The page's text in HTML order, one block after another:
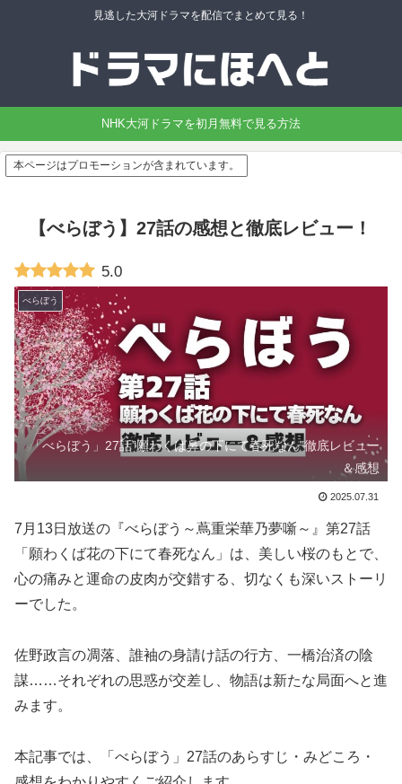
見逃した大河ドラマを配信でまとめて見る！
NHK大河ドラマを初月無料で見る方法
本ページはプロモーションが含まれています。
【べらぼう】27話の感想と徹底レビュー！
5.0
べらぼう
「べらぼう」27話”願わくば鼻の下にて春死なん”徹底レビュー
＆感想
2025.07.31
7月13日放送の『べらぼう～蔦重栄華乃夢噺～』第27話
「願わくば花の下にて春死なん」は、美しい桜のもとで、
心の痛みと運命の皮肉が交錯する、切なくも深いストーリ
ーでした。
佐野政言の凋落、誰袖の身請け話の行方、一橋治済の陰
謀……それぞれの思惑が交差し、物語は新たな局面へと進
みます。
本記事では、「べらぼう」27話のあらすじ・みどころ・